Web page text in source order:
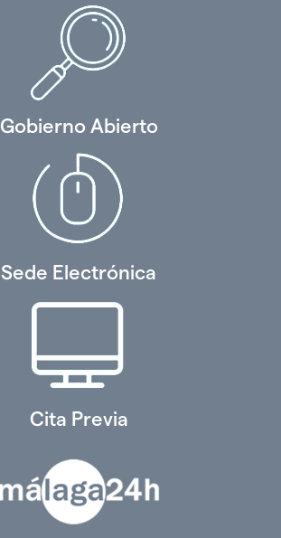
Gobierno Abierto
Sede Electrónica
Cita Previa